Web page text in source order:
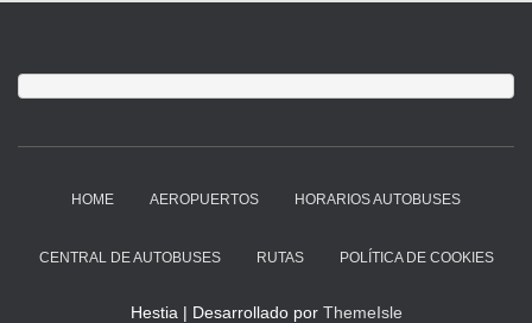
HOME AEROPUERTOS HORARIOS AUTOBUSES
CENTRAL DE AUTOBUSES RUTAS POLÍTICA DE COOKIES
Hestia | Desarrollado por ThemeIsle